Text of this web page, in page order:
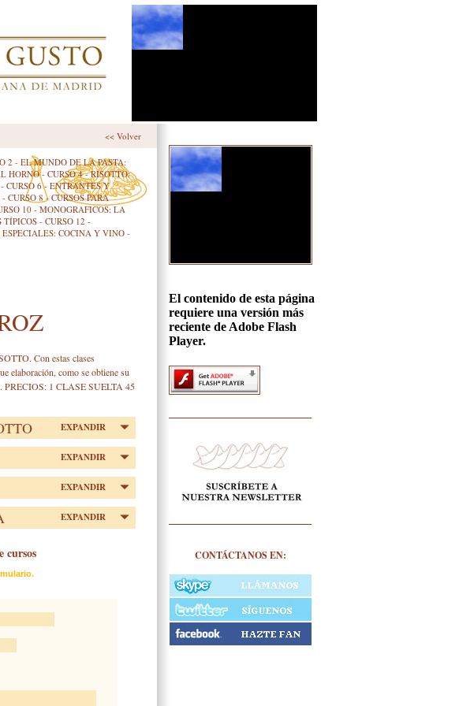
<< Volver
2 - EL MUNDO DE LA PASTA:
HORNO- CURSO 4 - RISOTTO:
- CURSO 6 - ENTRANTES Y
- CURSO 8 - CURSOS PARA
10 - MONOGRAFICOS: LA
TÍPICOS - CURSO 12 -
ESPECIALES: COCINA Y VINO -
Con estas clases
elaboración, como se obtiene su
PRECIOS: 1 CLASE SUELTA 45
EXPANDIR
EXPANDIR
EXPANDIR
EXPANDIR
cursos
El contenido de esta página
requiere una versión más
reciente de Adobe Flash
Player.
CONTÁCTANOS EN: